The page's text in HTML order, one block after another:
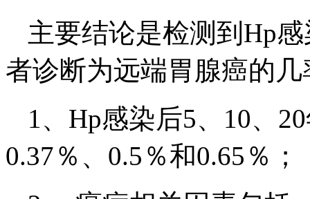
主要结论是检测到Hp
者诊断为远端胃腺癌的
1、Hp感染后5、10、
0.37％、0.5％和0.65％；